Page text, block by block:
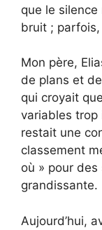
que le silence
bruit ;
Mon père,
de plans et
qui croyait
variables trop
restait une
classement
où » pour des
grandissante.
Aujourd’hui,